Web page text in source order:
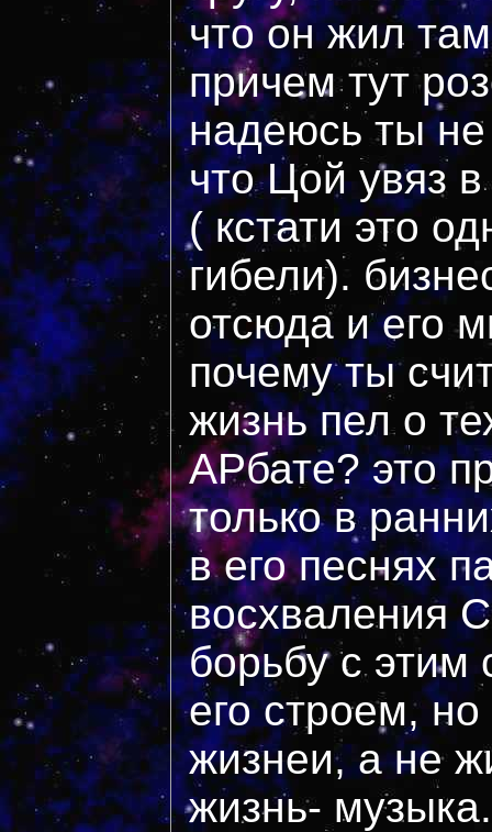
что он жил
причем тут
надеюсь ты
что Цой увяз
( кстати это
гибели).
отсюда и его
почему ты
жизнь пел о
АРбате? это
только в
в его песнях
восхваления
борьбу с
его строем,
жизнеи, а не
жизнь- музыка.